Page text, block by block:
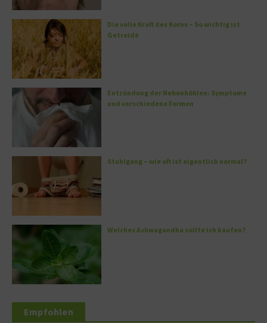
Die volle Kraft des Korns – So wichtig ist
Getreide
Entzündung der Nebenhöhlen: Symptome
und verschiedene Formen
Stuhlgang – wie oft ist eigentlich normal?
Welches Ashwagandha sollte ich kaufen?
Empfohlen